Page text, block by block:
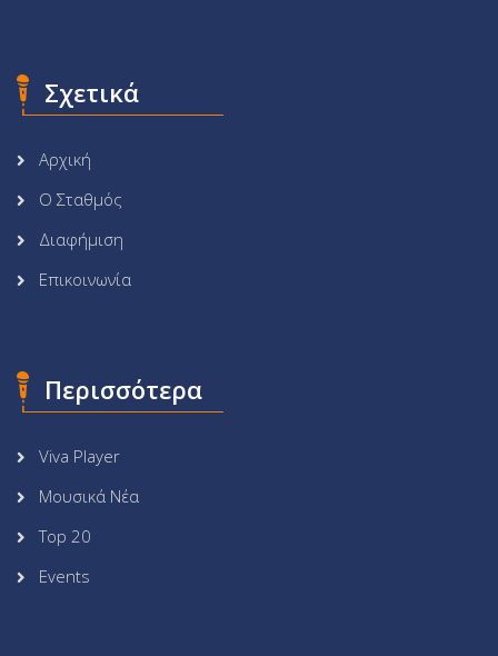
Σχετικά
Αρχική
Ο Σταθμός
Διαφήμιση
Επικοινωνία
Περισσότερα
Viva Player
Μουσικά Νέα
Top 20
Events